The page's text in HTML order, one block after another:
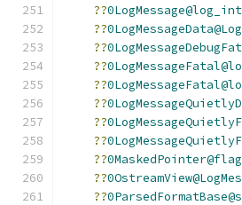
??
??
??
??
??
??
??
??
??
??
??